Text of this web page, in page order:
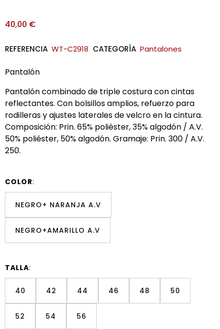
40,00 €
REFERENCIA WT-C2918 CATEGORÍA Pantalones
Pantalón
Pantalón combinado de triple costura con cintas
reflectantes. Con bolsillos amplios, refuerzo para
rodilleras y ajustes laterales de velcro en la cintura.
Composición: Prin. 65% poliéster, 35% algodón / A.V.
50% poliéster, 50% algodón. Gramaje: Prin. 300 / A.V.
250.
COLOR:
NEGRO+ NARANJA A.V
NEGRO+AMARILLO A.V
TALLA:
40 42 44 46 48 50
52 54 56